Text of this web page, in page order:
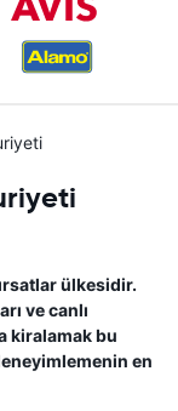
ülkesidir.
ve canlı
kiralamak bu
en